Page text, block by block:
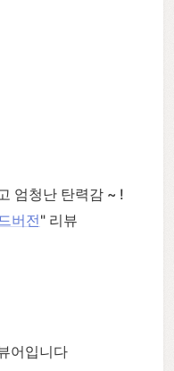
엄청난 탄력감 ~ !
버전" 리뷰
어입니다